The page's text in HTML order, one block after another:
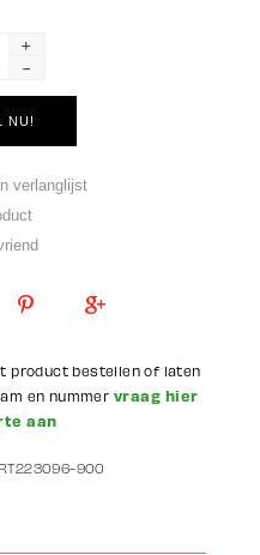
+
-
product bestellen of laten
en nummer vraag hier
aan
RT223096-900